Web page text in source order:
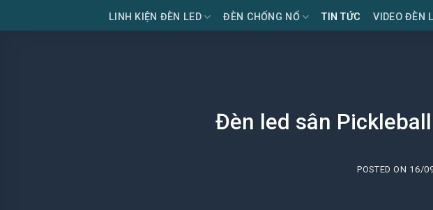
LINH KIỆN ĐÈN LED ĐÈN CHỐNG NỔ TIN TỨC VIDEO ĐÈN
Đèn led sân
POSTED ON 16/